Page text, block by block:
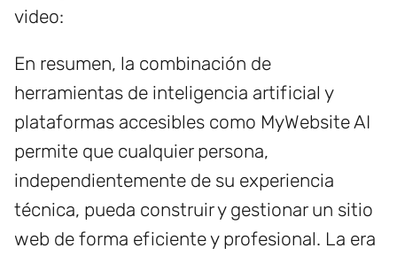
video:
En resumen, la combinación de
herramientas de inteligencia artificial y
plataformas accesibles como MyWebsite AI
permite que cualquier persona,
independientemente de su experiencia
técnica, pueda construir y gestionar un sitio
web de forma eficiente y profesional. La era